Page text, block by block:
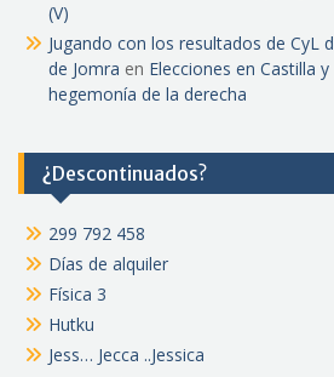
(V)
Jugando con los resultados de CyL
de Jomra en Elecciones en Castilla
hegemonía de la derecha
¿Descontinuados?
299 792 458
Días de alquiler
Física 3
Hutku
Jess… Jecca ..Jessica